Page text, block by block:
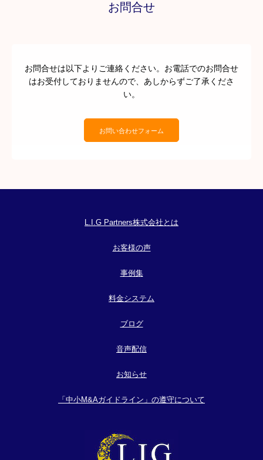
お問合せ
お問合せは以下よりご連絡ください。お電話でのお問合せ
はお受付しておりませんので、あしからずご了承くださ
い。
お問い合わせフォーム
L.I.G Partners株式会社とは
お客様の声
事例集
料金システム
ブログ
音声配信
お知らせ
「中小M&Aガイドライン」の遵守について